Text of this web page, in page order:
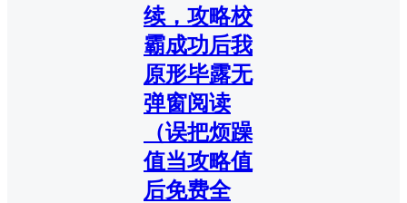
续，攻略校
霸成功后我
原形毕露无
弹窗阅读
（误把烦躁
值当攻略值
后免费全